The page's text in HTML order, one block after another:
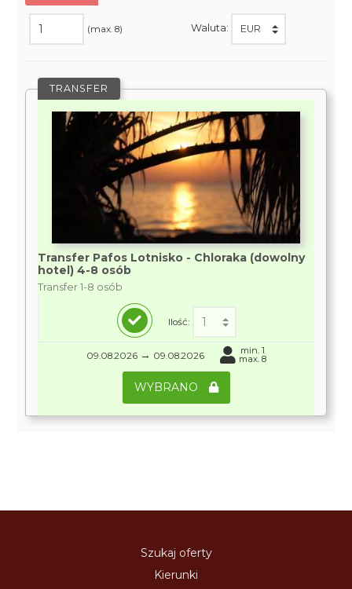
(max. 8) Waluta:
TRANSFER
Transfer Pafos Lotnisko - Chloraka (dowolny
hotel) 4-8 osób
Transfer 1-8 osób
Ilość:
09.08.2026 → 09.08.2026 min. 1
max. 8
WYBRANO
Szukaj oferty
Kierunki